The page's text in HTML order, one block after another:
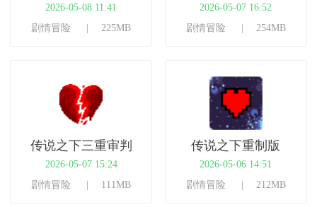
2026-05-08 11:41
剧情冒险
225MB
2026-05-07 16:52
剧情冒险
254MB
传说之下三重审判
2026-05-07 15:24
剧情冒险
111MB
传说之下重制版
2026-05-06 14:51
剧情冒险
212MB